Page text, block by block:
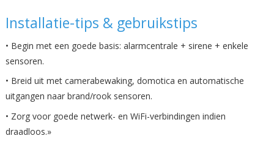
Installatie-tips & gebruikstips
• Begin met een goede basis: alarmcentrale + sirene + enkele
sensoren.
• Breid uit met camerabewaking, domotica en automatische
uitgangen naar brand/rook sensoren.
• Zorg voor goede netwerk- en WiFi-verbindingen indien
draadloos.»